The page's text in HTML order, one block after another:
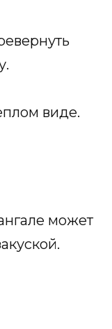
виде.
может